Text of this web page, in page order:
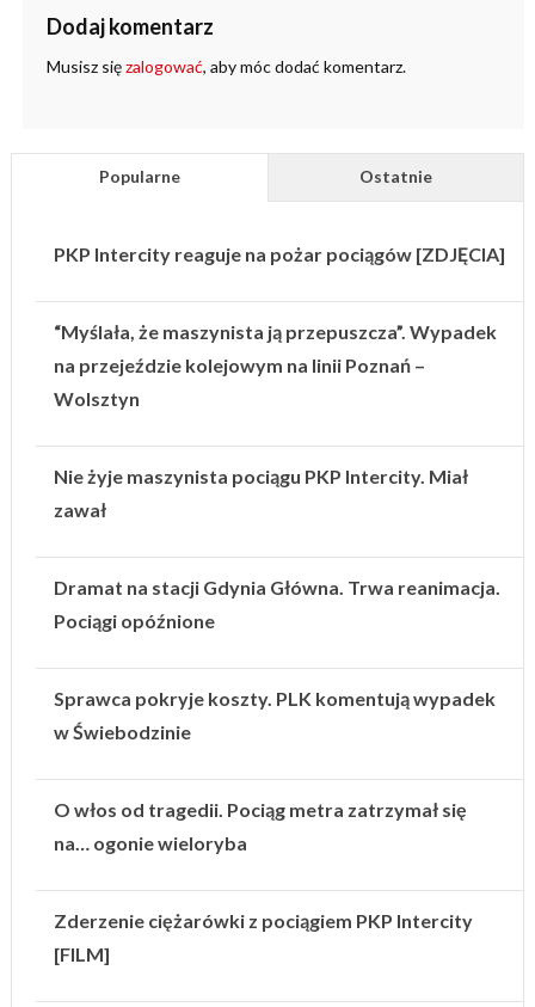
Dodaj komentarz
Musisz sięzalogować, aby móc dodać komentarz.
Popularne Ostatnie
PKP Intercity reaguje na pożar pociągów [ZDJĘCIA]
“Myślała, że maszynista ją przepuszcza”. Wypadek
na przejeździe kolejowym na linii Poznań –
Wolsztyn
Nie żyje maszynista pociągu PKP Intercity. Miał
zawał
Dramat na stacji Gdynia Główna. Trwa reanimacja.
Pociągi opóźnione
Sprawca pokryje koszty. PLK komentują wypadek
w Świebodzinie
O włos od tragedii. Pociąg metra zatrzymał się
na… ogonie wieloryba
Zderzenie ciężarówki z pociągiem PKP Intercity
[FILM]